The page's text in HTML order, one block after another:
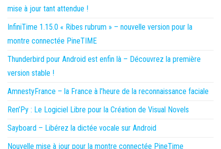
mise à jour tant attendue !
InfiniTime 1.15.0 « Ribes rubrum » – nouvelle version pour la
montre connectée PineTIME
Thunderbird pour Android est enfin là – Découvrez la première
version stable !
AmnestyFrance – la France à l’heure de la reconnaissance faciale
Ren’Py : Le Logiciel Libre pour la Création de Visual Novels
Sayboard – Libérez la dictée vocale sur Android
Nouvelle mise à jour pour la montre connectée PineTime